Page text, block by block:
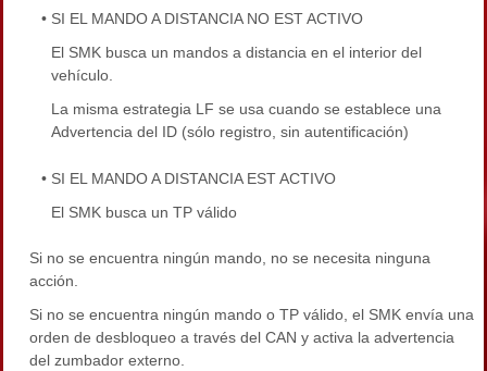
• SI EL MANDO A DISTANCIA NO EST ACTIVO
El SMK busca un mandos a distancia en el interior del
vehículo.
La misma estrategia LF se usa cuando se establece una
Advertencia del ID (sólo registro, sin autentificación)
• SI EL MANDO A DISTANCIA EST ACTIVO
El SMK busca un TP válido
Si no se encuentra ningún mando, no se necesita ninguna
acción.
Si no se encuentra ningún mando o TP válido, el SMK envía una
orden de desbloqueo a través del CAN y activa la advertencia
del zumbador externo.